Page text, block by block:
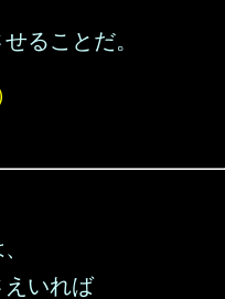
ることだ。
いれば